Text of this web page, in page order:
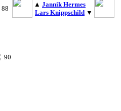
88
▲ Jannik Hermes
Lars Knippschild ▼
90